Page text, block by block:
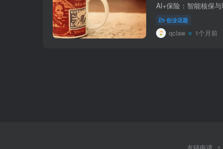
创业话题
qclaw 1个月前
友链申请